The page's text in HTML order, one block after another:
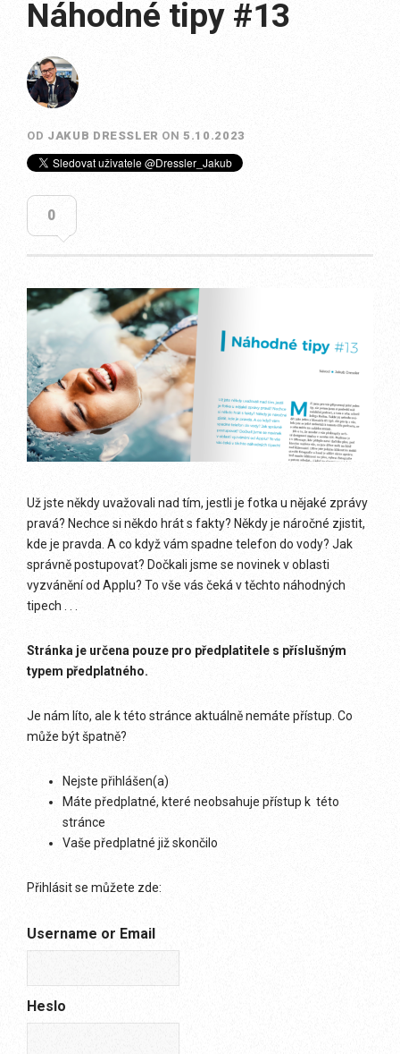
Náhodné tipy #13
OD JAKUB DRESSLER ON5.10.2023
0
Už jste někdy uvažovali nad tím, jestli je fotka u nějaké zprávy
pravá? Nechce si někdo hrát s fakty? Někdy je náročné zjistit,
kde je pravda. A co když vám spadne telefon do vody? Jak
správně postupovat? Dočkali jsme se novinek v oblasti
vyzvánění od Applu? To vše vás čeká v těchto náhodných
tipech . . .
Stránka je určena pouze pro předplatitele s příslušným
typem předplatného.
Je nám líto, ale k této stránce aktuálně nemáte přístup. Co
může být špatně?
Nejste přihlášen(a)
Máte předplatné, které neobsahuje přístup k této
stránce
Vaše předplatné již skončilo
Přihlásit se můžete zde:
Username or Email
Heslo